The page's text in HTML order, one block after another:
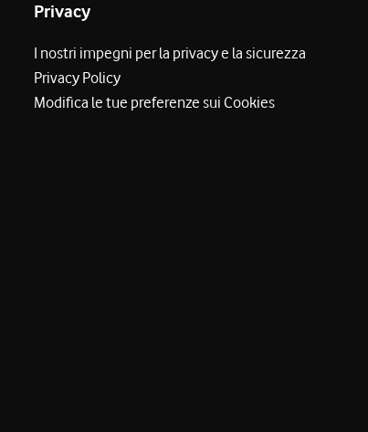
Privacy
I nostri impegni per la privacy e la sicurezza
Privacy Policy
Modifica le tue preferenze sui Cookies